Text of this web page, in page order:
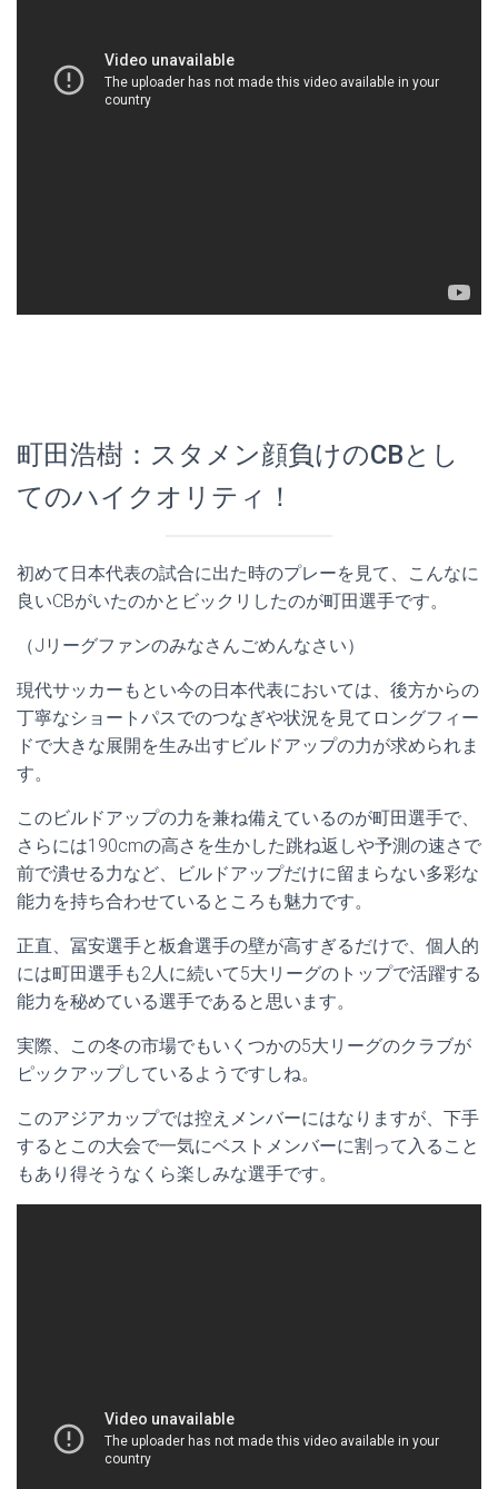
町田浩樹：スタメン顔負けのCBとし
てのハイクオリティ！
初めて日本代表の試合に出た時のプレーを見て、こんなに
良いCBがいたのかとビックリしたのが町田選手です。
（Jリーグファンのみなさんごめんなさい）
現代サッカーもとい今の日本代表においては、後方からの
丁寧なショートパスでのつなぎや状況を見てロングフィー
ドで大きな展開を生み出すビルドアップの力が求められま
す。
このビルドアップの力を兼ね備えているのが町田選手で、
さらには190cmの高さを生かした跳ね返しや予測の速さで
前で潰せる力など、ビルドアップだけに留まらない多彩な
能力を持ち合わせているところも魅力です。
正直、冨安選手と板倉選手の壁が高すぎるだけで、個人的
には町田選手も2人に続いて5大リーグのトップで活躍する
能力を秘めている選手であると思います。
実際、この冬の市場でもいくつかの5大リーグのクラブが
ピックアップしているようですしね。
このアジアカップでは控えメンバーにはなりますが、下手
するとこの大会で一気にベストメンバーに割って入ること
もあり得そうなくら楽しみな選手です。